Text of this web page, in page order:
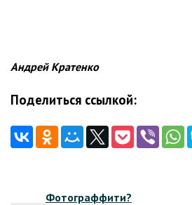
Андрей Кратенко
Поделиться ссылкой:
Фотограффити?